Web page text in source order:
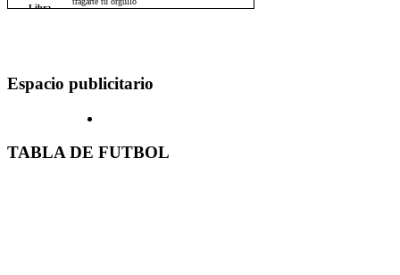
Espacio publicitario
TABLA DE FUTBOL